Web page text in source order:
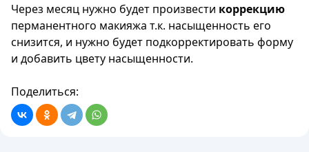
Через месяц нужно будет произвести коррекцию
перманентного макияжа т.к. насыщенность его
снизится, и нужно будет подкорректировать форму
и добавить цвету насыщенности.
Поделиться: